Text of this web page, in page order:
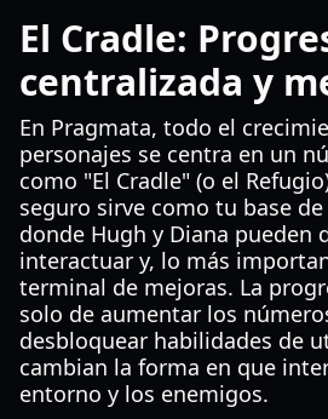
El Cradle:
centralizada y
En Pragmata, todo el
personajes se centra en un
como "El Cradle" (o el
seguro sirve como tu base
donde Hugh y Diana pueden
interactuar y, lo más
terminal de mejoras. La
solo de aumentar los
desbloquear habilidades de
cambian la forma en que
entorno y los enemigos.